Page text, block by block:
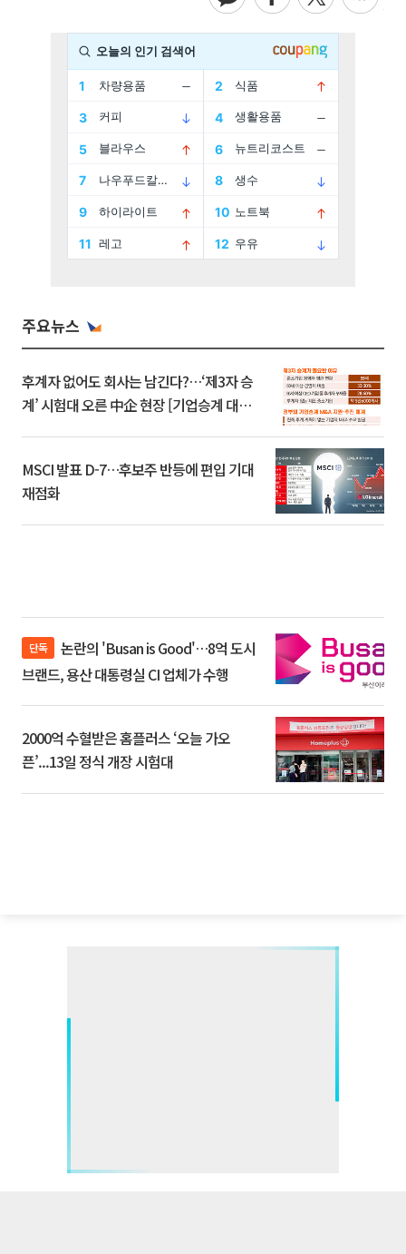
주요뉴스
후계자 없어도 회사는 남긴다?…‘제3자 승
계’ 시험대 오른 中企 현장 [기업승계 대전
MSCI 발표 D-7…후보주 반등에 편입 기대
재점화
단독
브랜드, 용산 대통령실 CI 업체가 수행
2000억 수혈받은 홈플러스 ‘오늘 가오
픈’...13일 정식 개장 시험대